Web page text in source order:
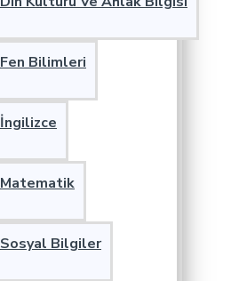
Fen Bilimleri
İngilizce
Matematik
Sosyal Bilgiler